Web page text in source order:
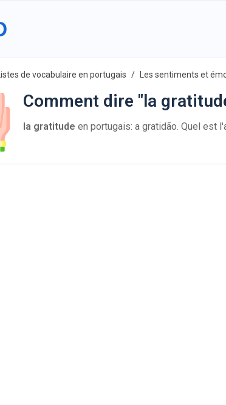
Listes de vocabulaire en portugais Les sentiments et
Comment dire "la
la gratitude en portugais: a gratidão. Quel est